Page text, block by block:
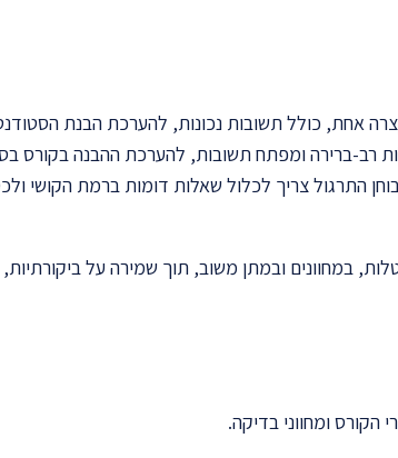
אחת, כולל תשובות נכונות, להערכת הבנת
התרגול צריך לכלול שאלות דומות ברמת הקושי
הקורס ומחווני בדיקה.